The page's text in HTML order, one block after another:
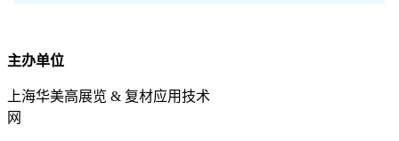
主办单位
上海华美高展览 & 复材应用技术
网